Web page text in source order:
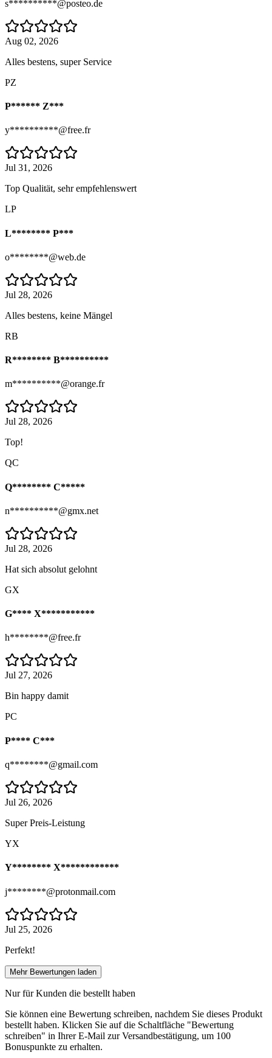
s**********@posteo.de
Aug 02, 2026
Alles bestens, super Service
PZ
P****** Z***
y**********@free.fr
Jul 31, 2026
Top Qualität, sehr empfehlenswert
LP
L******** P***
o********@web.de
Jul 28, 2026
Alles bestens, keine Mängel
RB
R******** B**********
m**********@orange.fr
Jul 28, 2026
Top!
QC
Q******** C*****
n**********@gmx.net
Jul 28, 2026
Hat sich absolut gelohnt
GX
G**** X***********
h********@free.fr
Jul 27, 2026
Bin happy damit
PC
P**** C***
q********@gmail.com
Jul 26, 2026
Super Preis-Leistung
YX
Y******** X************
j********@protonmail.com
Jul 25, 2026
Perfekt!
Mehr Bewertungen laden
Nur für Kunden die bestellt haben
Sie können eine Bewertung schreiben, nachdem Sie dieses Produkt
bestellt haben. Klicken Sie auf die Schaltfläche "Bewertung
schreiben" in Ihrer E-Mail zur Versandbestätigung, um 100
Bonuspunkte zu erhalten.